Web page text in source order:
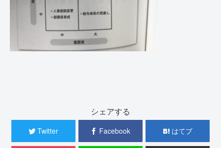
シェアする
Twitter Facebook はてブ